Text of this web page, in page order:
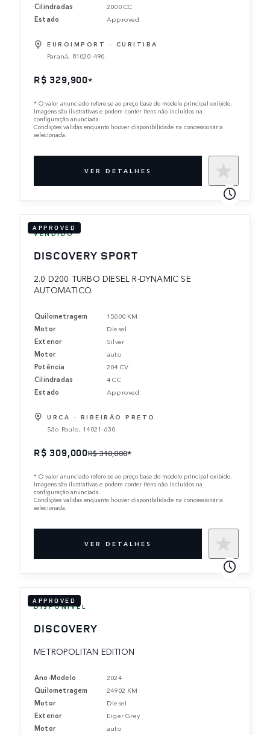
Cilindradas
2000 CC
Estado
Approved
EUROIMPORT - CURITIBA
Paraná, 81020-490
R$ 329,900*
* O valor anunciado refere-se ao preço base do modelo principal exibido.
Imagens são ilustrativas e podem conter itens não incluídos na
configuração anunciada.
Condições válidas enquanto houver disponibilidade na concessionária
selecionada.
VER DETALHES
APPROVED
VENDIDO
DISCOVERY SPORT
2.0 D200 TURBO DIESEL R-DYNAMIC SE
AUTOMATICO.
Quilometragem
15000 KM
Motor
Diesel
Exterior
Silver
Motor
auto
Potência
204 CV
Cilindradas
4 CC
Estado
Approved
URCA - RIBEIRÃO PRETO
São Paulo, 14021-630
R$ 309,000R$ 310,000*
* O valor anunciado refere-se ao preço base do modelo principal exibido.
Imagens são ilustrativas e podem conter itens não incluídos na
configuração anunciada.
Condições válidas enquanto houver disponibilidade na concessionária
selecionada.
VER DETALHES
APPROVED
DISPONÍVEL
DISCOVERY
METROPOLITAN EDITION
Ano-Modelo
2024
Quilometragem
24902 KM
Motor
Diesel
Exterior
Eiger Grey
Motor
auto